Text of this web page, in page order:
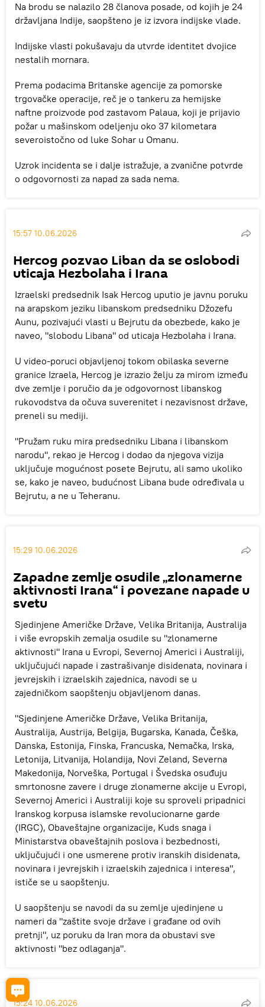
Na brodu se nalazilo 28 članova posade, od kojih je 24
državljana Indije, saopšteno je iz izvora indijske vlade.
Indijske vlasti pokušavaju da utvrde identitet dvojice
nestalih mornara.
Prema podacima Britanske agencije za pomorske
trgovačke operacije, reč je o tankeru za hemijske
naftne proizvode pod zastavom Palaua, koji je prijavio
požar u mašinskom odeljenju oko 37 kilometara
severoistočno od luke Sohar u Omanu.
Uzrok incidenta se i dalje istražuje, a zvanične potvrde
o odgovornosti za napad za sada nema.
15:57 10.06.2026
Hercog pozvao Liban da se oslobodi
uticaja Hezbolaha i Irana
Izraelski predsednik Isak Hercog uputio je javnu poruku
na arapskom jeziku libanskom predsedniku Džozefu
Aunu, pozivajući vlasti u Bejrutu da obezbede, kako je
naveo, "slobodu Libana" od uticaja Hezbolaha i Irana.
U video-poruci objavljenoj tokom obilaska severne
granice Izraela, Hercog je izrazio želju za mirom između
dve zemlje i poručio da je odgovornost libanskog
rukovodstva da očuva suverenitet i nezavisnost države,
preneli su mediji.
"Pružam ruku mira predsedniku Libana i libanskom
narodu", rekao je Hercog i dodao da njegova vizija
uključuje mogućnost posete Bejrutu, ali samo ukoliko
se, kako je naveo, budućnost Libana bude određivala u
Bejrutu, a ne u Teheranu.
15:29 10.06.2026
Zapadne zemlje osudile „zlonamerne
aktivnosti Irana“ i povezane napade u
svetu
Sjedinjene Američke Države, Velika Britanija, Australija
i više evropskih zemalja osudile su "zlonamerne
aktivnosti" Irana u Evropi, Severnoj Americi i Australiji,
uključujući napade i zastrašivanje disidenata, novinara i
jevrejskih i izraelskih zajednica, navodi se u
zajedničkom saopštenju objavljenom danas.
"Sjedinjene Američke Države, Velika Britanija,
Australija, Austrija, Belgija, Bugarska, Kanada, Češka,
Danska, Estonija, Finska, Francuska, Nemačka, Irska,
Letonija, Litvanija, Holandija, Novi Zeland, Severna
Makedonija, Norveška, Portugal i Švedska osuđuju
smrtonosne zavere i druge zlonamerne akcije u Evropi,
Severnoj Americi i Australiji koje su sproveli pripadnici
Iranskog korpusa islamske revolucionarne garde
(IRGC), Obaveštajne organizacije, Kuds snaga i
Ministarstva obaveštajnih poslova i bezbednosti,
uključujući i one usmerene protiv iranskih disidenata,
novinara i jevrejskih i izraelskih zajednica i interesa",
ističe se u saopštenju.
U saopštenju se navodi da su zemlje ujedinjene u
nameri da "zaštite svoje države i građane od ovih
pretnji", uz poruku da Iran mora da obustavi sve
aktivnosti "bez odlaganja".
15:24 10.06.2026